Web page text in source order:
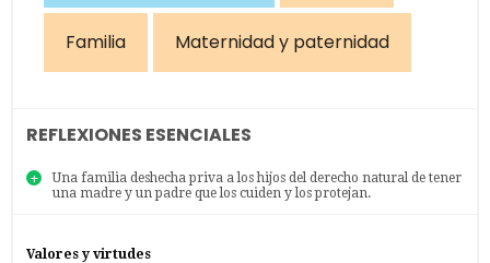
Familia Maternidad y paternidad
REFLEXIONES ESENCIALES
Una familia deshecha priva a los hijos del derecho natural de tener
una madre y un padre que los cuiden y los protejan.
Valores y virtudes